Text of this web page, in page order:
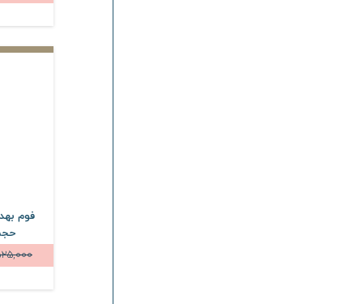
فوم
حجم 150